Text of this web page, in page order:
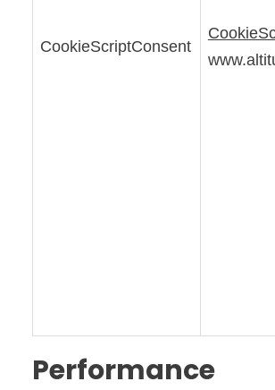
CookieScriptConsent
Performance